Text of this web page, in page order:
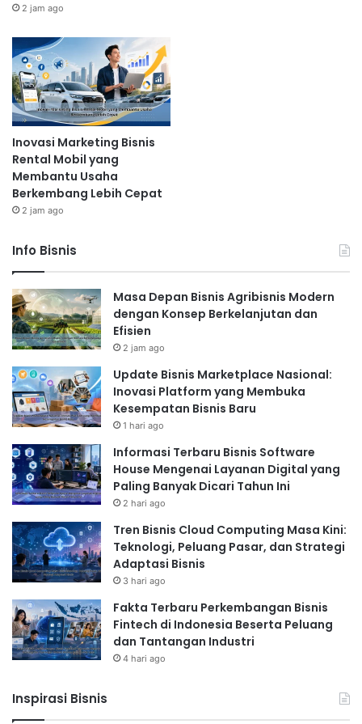
2 jam ago
Inovasi Marketing Bisnis
Rental Mobil yang
Membantu Usaha
Berkembang Lebih Cepat
2 jam ago
Info Bisnis
Masa Depan Bisnis Agribisnis Modern
dengan Konsep Berkelanjutan dan
Efisien
2 jam ago
Update Bisnis Marketplace Nasional:
Inovasi Platform yang Membuka
Kesempatan Bisnis Baru
1 hari ago
Informasi Terbaru Bisnis Software
House Mengenai Layanan Digital yang
Paling Banyak Dicari Tahun Ini
2 hari ago
Tren Bisnis Cloud Computing Masa Kini:
Teknologi, Peluang Pasar, dan Strategi
Adaptasi Bisnis
3 hari ago
Fakta Terbaru Perkembangan Bisnis
Fintech di Indonesia Beserta Peluang
dan Tantangan Industri
4 hari ago
Inspirasi Bisnis